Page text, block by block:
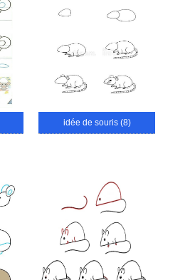
idée de souris (8)